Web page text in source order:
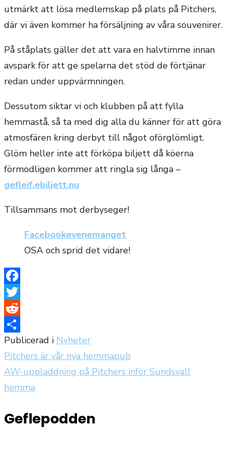
utmärkt att lösa medlemskap på plats på Pitchers,
där vi även kommer ha försäljning av våra souvenirer.
På ståplats gäller det att vara en halvtimme innan
avspark för att ge spelarna det stöd de förtjänar
redan under uppvärmningen.
Dessutom siktar vi och klubben på att fylla
hemmastå, så ta med dig alla du känner för att göra
atmosfären kring derbyt till något oförglömligt.
Glöm heller inte att förköpa biljett då köerna
förmodligen kommer att ringla sig långa –
gefleif.ebiljett.nu
Tillsammans mot derbyseger!
Facebookevenemanget
OSA och sprid det vidare!
Facebook
Twitter
Reddit
Dela
Publicerad i Nyheter
Inläggsnavigering
Pitchers är vår nya hemmapub
AW-uppladdning på Pitchers inför Sundsvall
hemma
Geflepodden